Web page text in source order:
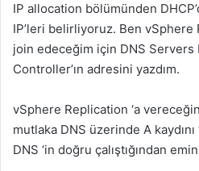
IP allocation bölümünden
IP’leri belirliyoruz. Ben vSphere
join edeceğim için DNS Servers
Controller’ın adresini yazdım.
vSphere Replication ‘a
mutlaka DNS üzerinde A kaydını
DNS ‘in doğru çalıştığından